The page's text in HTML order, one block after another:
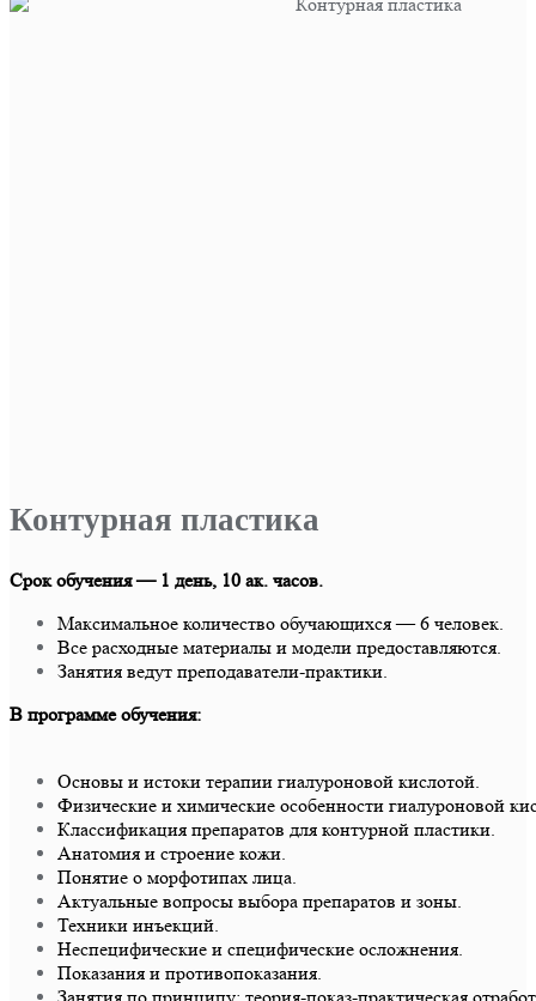
Контурная пластика
Срок обучения — 1 день, 10 ак. часов.
Максимальное количество обучающихся — 6 человек.
Все расходные материалы и модели предоставляются.
Занятия ведут преподаватели-практики.
В программе обучения:
Основы и истоки терапии гиалуроновой кислотой.
Физические и химические особенности гиалуроновой
Классификация препаратов для контурной пластики.
Анатомия и строение кожи.
Понятие о морфотипах лица.
Актуальные вопросы выбора препаратов и зоны.
Техники инъекций.
Неспецифические и специфические осложнения.
Показания и противопоказания.